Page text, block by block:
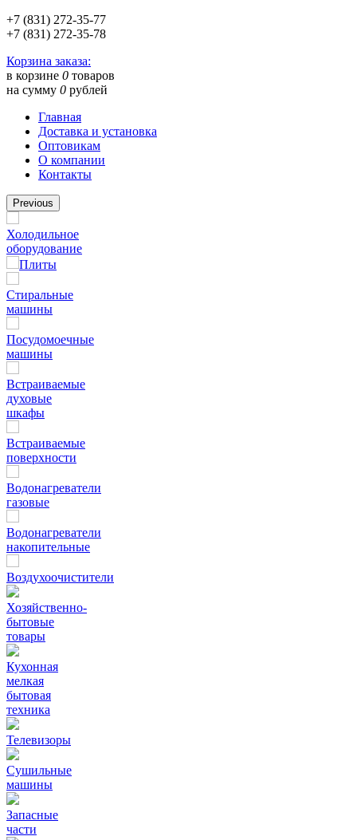
+7 (831) 272-35-77
+7 (831) 272-35-78
Корзина заказа:
в корзине 0 товаров
на сумму 0 рублей
Главная
Доставка и установка
Оптовикам
О компании
Контакты
Previous
Холодильное
оборудование
Плиты
Стиральные
машины
Посудомоечные
машины
Встраиваемые
духовые
шкафы
Встраиваемые
поверхности
Водонагреватели
газовые
Водонагреватели
накопительные
Воздухоочистители
Хозяйственно-
бытовые
товары
Кухонная
мелкая
бытовая
техника
Телевизоры
Сушильные
машины
Запасные
части